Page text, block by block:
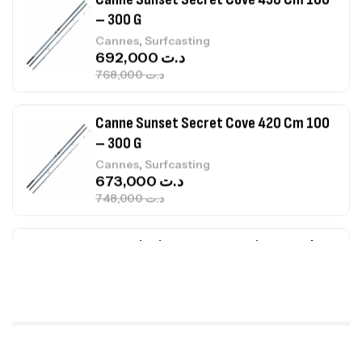
Canne Sunset Secret Cove 420 Cm 100
– 300 G
Cannes,Surfcasting
د.ت673,000
Canne Jigging Sunset Massive Attack
1.83m 120/250gr 30kg
Cannes,Jigging
د.ت340,000